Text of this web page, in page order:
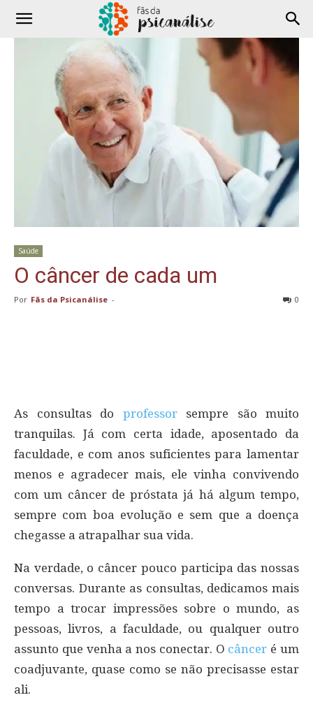
Saúde
O câncer de cada um
Por Fãs da Psicanálise - 0
As consultas do professor sempre são muito
tranquilas. Já com certa idade, aposentado da
faculdade, e com anos suficientes para lamentar
menos e agradecer mais, ele vinha convivendo
com um câncer de próstata já há algum tempo,
sempre com boa evolução e sem que a doença
chegasse a atrapalhar sua vida.
Na verdade, o câncer pouco participa das nossas
conversas. Durante as consultas, dedicamos mais
tempo a trocar impressões sobre o mundo, as
pessoas, livros, a faculdade, ou qualquer outro
assunto que venha a nos conectar. O câncer é um
coadjuvante, quase como se não precisasse estar
ali.